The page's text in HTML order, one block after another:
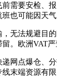
要安检、
也可能因天
法规避目
。欧洲VAT
点爆仓、
末端资源有